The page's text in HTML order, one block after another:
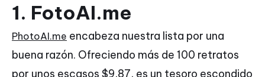
1. FotoAI.me
PhotoAI.me encabeza nuestra lista por una
buena razón. Ofreciendo más de 100 retratos
por unos escasos $9,87, es un tesoro escondido